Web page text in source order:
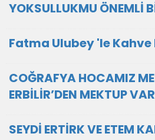
YOKSULLUKMU ÖNEMLİ
Fatma Ulubey 'le Kahve
COĞRAFYA HOCAMIZ
ERBİLİR’DEN MEKTUP VAR
SEYDİ ERTİRK VE ETEM